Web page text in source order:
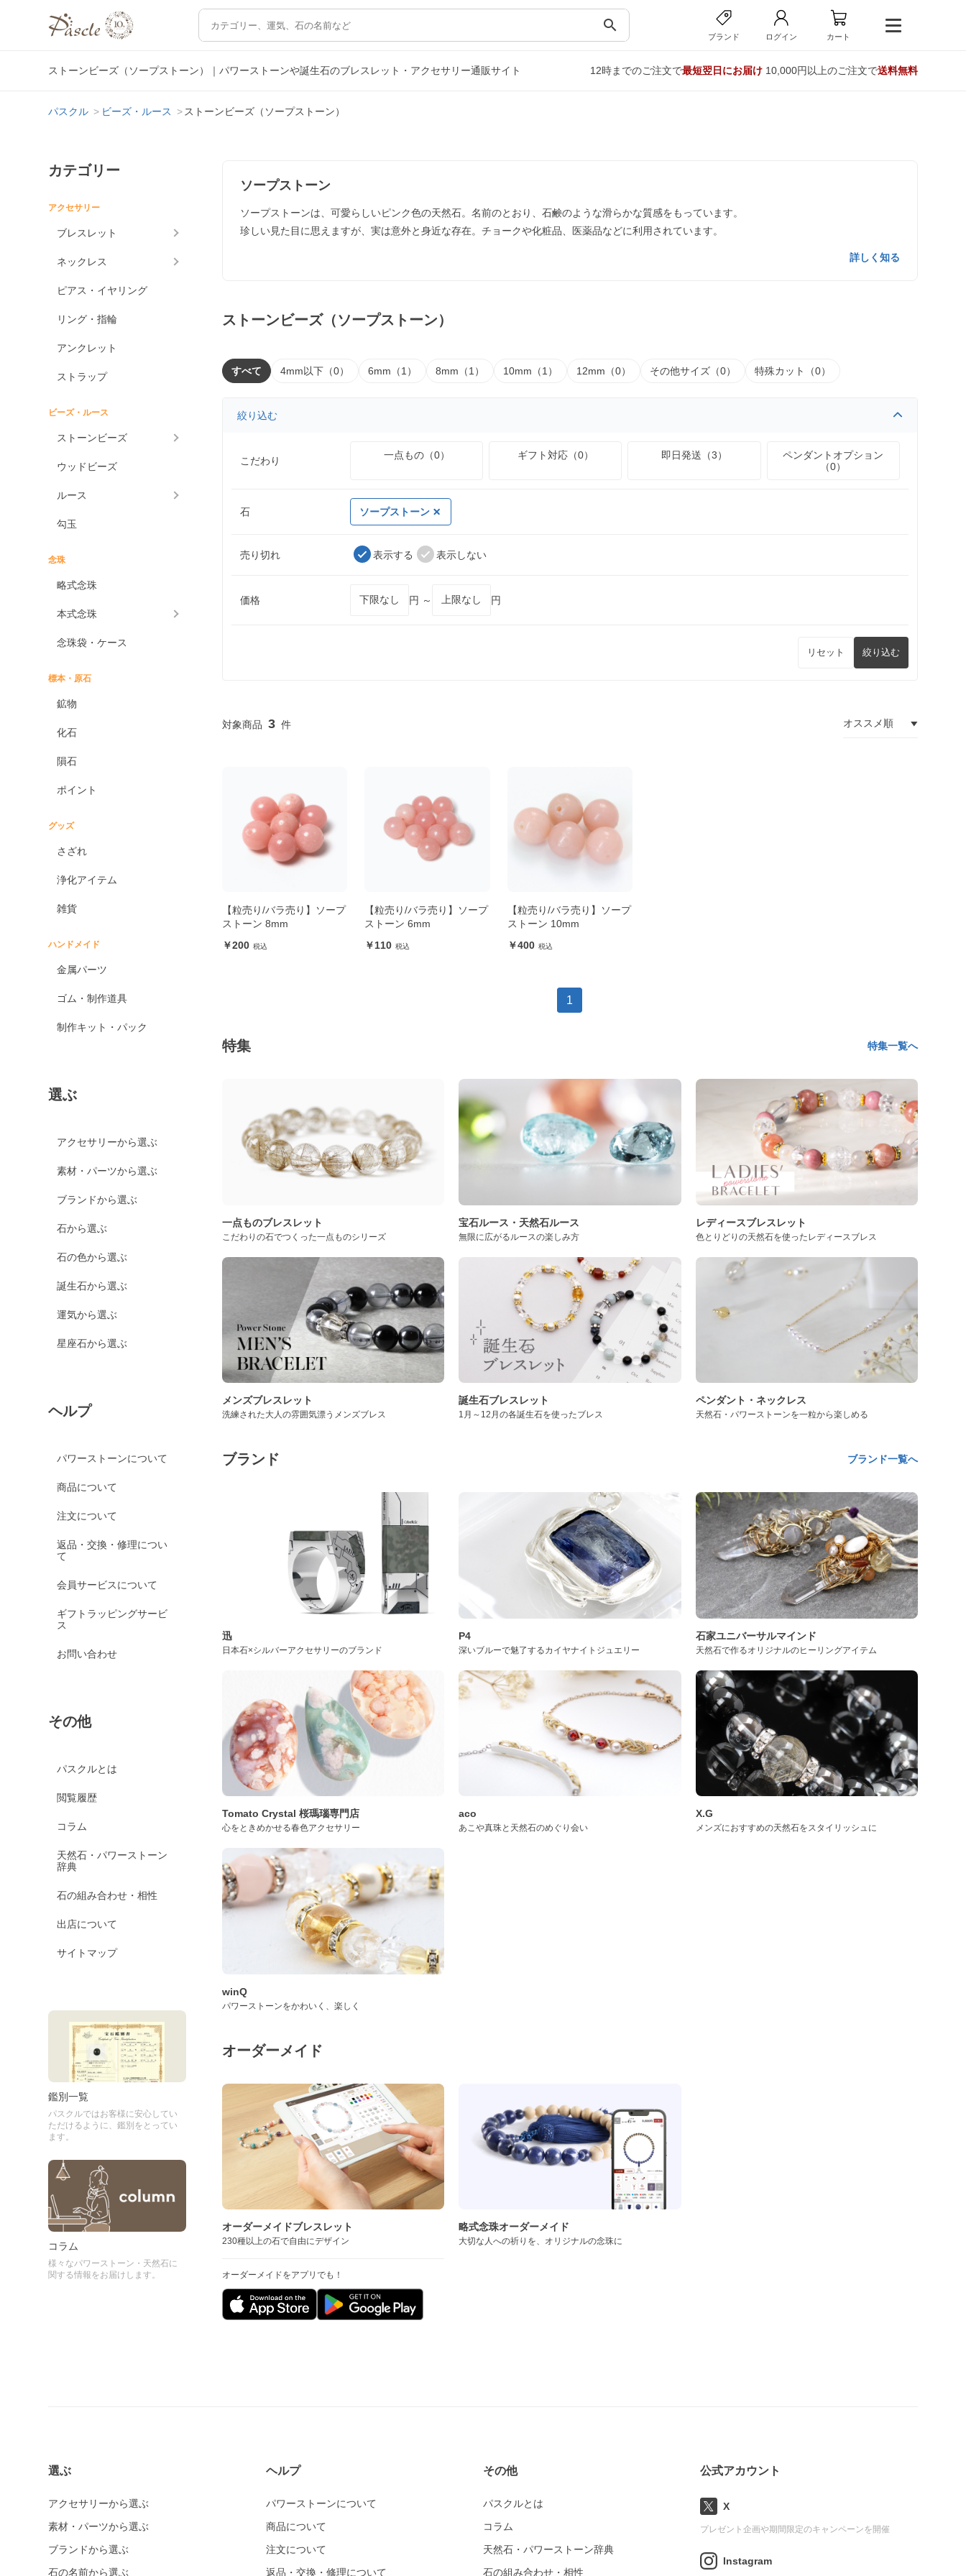
search
ブランド ログイン カート
ストーンビーズ（ソープストーン）｜パワーストーンや誕生石のブレスレット・アクセサリー通販サイト 12時までのご注文で最短翌日にお届け10,000円以上のご注文で送料無料
パスクル ビーズ・ルース ストーンビーズ（ソープストーン）
カテゴリー
アクセサリー
ブレスレット
ネックレス
ピアス・イヤリング
リング・指輪
アンクレット
ストラップ
ビーズ・ルース
ストーンビーズ
ウッドビーズ
ルース
勾玉
念珠
略式念珠
本式念珠
念珠袋・ケース
標本・原石
鉱物
化石
隕石
ポイント
グッズ
さざれ
浄化アイテム
雑貨
ハンドメイド
金属パーツ
ゴム・制作道具
制作キット・パック
選ぶ
アクセサリーから選ぶ
素材・パーツから選ぶ
ブランドから選ぶ
石から選ぶ
石の色から選ぶ
誕生石から選ぶ
運気から選ぶ
星座石から選ぶ
ヘルプ
パワーストーンについて
商品について
注文について
返品・交換・修理につい
て
会員サービスについて
ギフトラッピングサービ
ス
お問い合わせ
その他
パスクルとは
閲覧履歴
コラム
天然石・パワーストーン
辞典
石の組み合わせ・相性
出店について
サイトマップ
鑑別一覧
パスクルではお客様に安心してい
ただけるように、鑑別をとってい
ます。
コラム
様々なパワーストーン・天然石に
関する情報をお届けします。
ソープストーン
ソープストーンは、可愛らしいピンク色の天然石。名前のとおり、石鹸のような滑らかな質感をもっています。
珍しい見た目に思えますが、実は意外と身近な存在。チョークや化粧品、医薬品などに利用されています。
詳しく知る
ストーンビーズ（ソープストーン）
すべて 4mm以下（0） 6mm（1） 8mm（1） 10mm（1） 12mm（0） その他サイズ（0） 特殊カット（0）
絞り込む
こだわり 一点もの（0） ギフト対応（0） 即日発送（3）
ペンダントオプション
（0）
石 ソープストーン
売り切れ 表示する 表示しない
価格 円 ～ 円
リセット 絞り込む
3
【粒売り/バラ売り】ソープ
ストーン 8mm
200
【粒売り/バラ売り】ソープ
ストーン 6mm
110
【粒売り/バラ売り】ソープ
ストーン 10mm
400
1
特集 特集一覧へ
一点ものブレスレット
こだわりの石でつくった一点ものシリーズ
宝石ルース・天然石ルース
無限に広がるルースの楽しみ方
レディースブレスレット
色とりどりの天然石を使ったレディースブレス
メンズブレスレット
洗練された大人の雰囲気漂うメンズブレス
誕生石ブレスレット
1月～12月の各誕生石を使ったブレス
ペンダント・ネックレス
天然石・パワーストーンを一粒から楽しめる
ブランド ブランド一覧へ
迅
日本石×シルバーアクセサリーのブランド
P4
深いブルーで魅了するカイヤナイトジュエリー
石家ユニバーサルマインド
天然石で作るオリジナルのヒーリングアイテム
Tomato Crystal 桜瑪瑙専門店
心をときめかせる春色アクセサリー
aco
あこや真珠と天然石のめぐり会い
X.G
メンズにおすすめの天然石をスタイリッシュに
winQ
パワーストーンをかわいく、楽しく
オーダーメイド
オーダーメイドブレスレット
230種以上の石で自由にデザイン
オーダーメイドをアプリでも！
略式念珠オーダーメイド
大切な人への祈りを、オリジナルの念珠に
選ぶ
アクセサリーから選ぶ
素材・パーツから選ぶ
ブランドから選ぶ
石の名前から選ぶ
ヘルプ
パワーストーンについて
商品について
注文について
返品・交換・修理について
その他
パスクルとは
コラム
天然石・パワーストーン辞典
石の組み合わせ・相性
公式アカウント
X
プレゼント企画や期間限定のキャンペーンを開催
Instagram